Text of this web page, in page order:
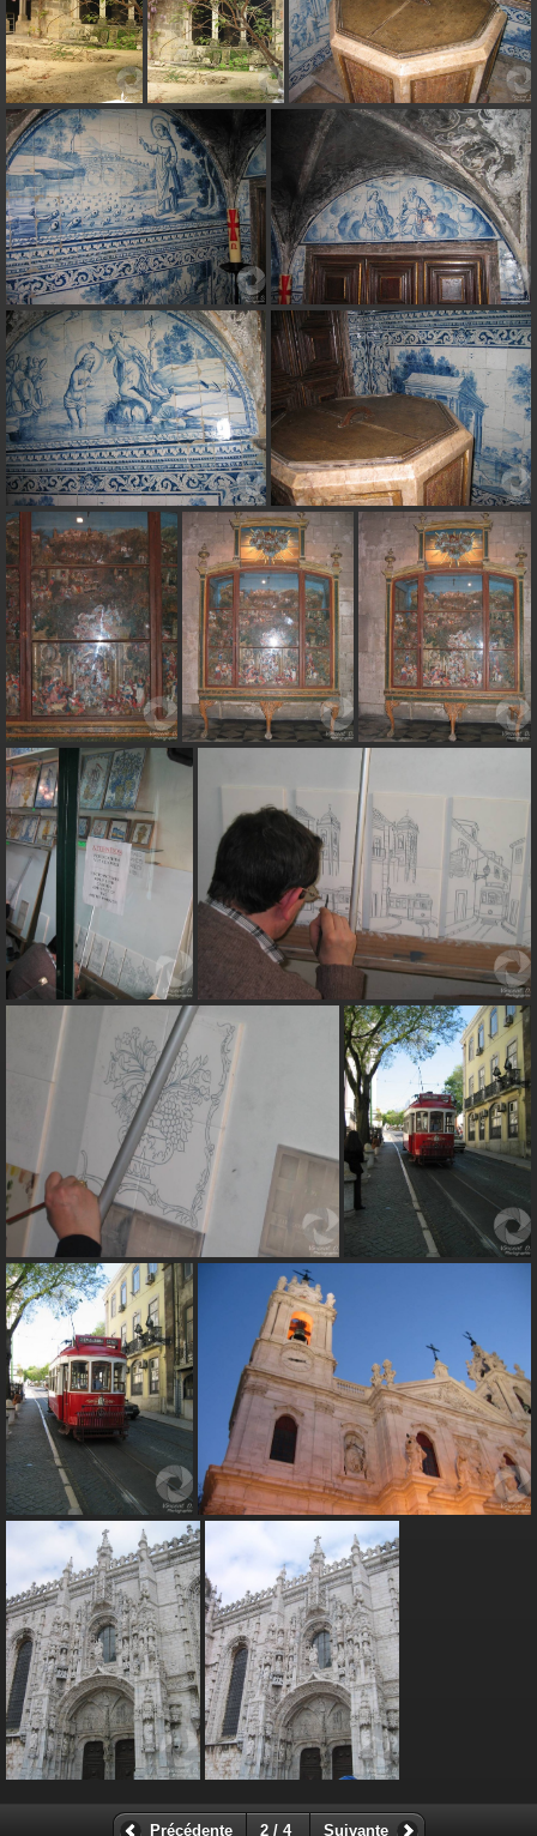
Précédente 2 / 4 Suivante